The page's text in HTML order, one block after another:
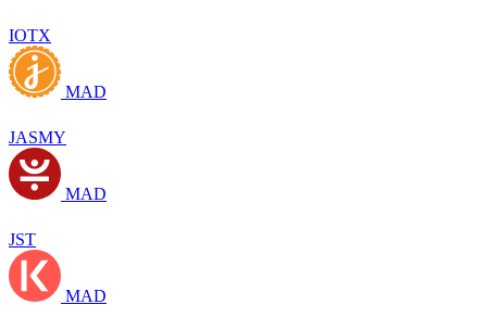
IOTX
MAD
JASMY
MAD
JST
MAD